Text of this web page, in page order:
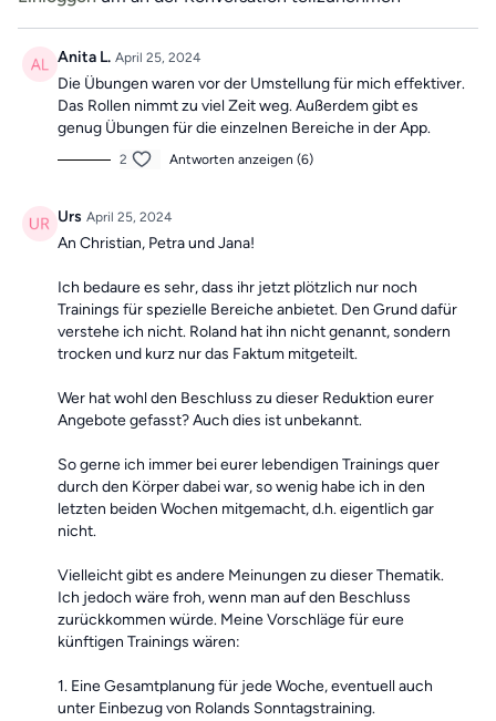
langfristige Vorteile für deine Gesundheit erfahren können.Dein
Körper wird es dir danken, wenn du ihm die Pflege und
Aufmerksamkeit schenkst, die er braucht.
Wir wünschen euch viel Spaß beim Mitmachen!🧘🏼
Anita L. April 25, 2024
Die Übungen waren vor der Umstellung für mich effektiver.
Das Rollen nimmt zu viel Zeit weg. Außerdem gibt es
genug Übungen für die einzelnen Bereiche in der App.
2 Antworten anzeigen (6)
Urs April 25, 2024
An Christian, Petra und Jana!
Ich bedaure es sehr, dass ihr jetzt plötzlich nur noch
Trainings für spezielle Bereiche anbietet. Den Grund dafür
verstehe ich nicht. Roland hat ihn nicht genannt, sondern
trocken und kurz nur das Faktum mitgeteilt.
Wer hat wohl den Beschluss zu dieser Reduktion eurer
Angebote gefasst? Auch dies ist unbekannt.
So gerne ich immer bei eurer lebendigen Trainings quer
durch den Körper dabei war, so wenig habe ich in den
letzten beiden Wochen mitgemacht, d.h. eigentlich gar
nicht.
Vielleicht gibt es andere Meinungen zu dieser Thematik.
Ich jedoch wäre froh, wenn man auf den Beschluss
zurückkommen würde. Meine Vorschläge für eure
künftigen Trainings wären:
1. Eine Gesamtplanung für jede Woche, eventuell auch
unter Einbezug von Rolands Sonntagstraining.